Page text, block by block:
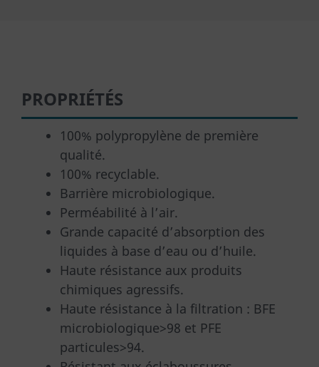
PROPRIÉTÉS
100% polypropylène de première
qualité.
100% recyclable.
Barrière microbiologique.
Perméabilité à l’air.
Grande capacité d’absorption des
liquides à base d’eau ou d’huile.
Haute résistance aux produits
chimiques agressifs.
Haute résistance à la filtration : BFE
microbiologique>98 et PFE
particules>94.